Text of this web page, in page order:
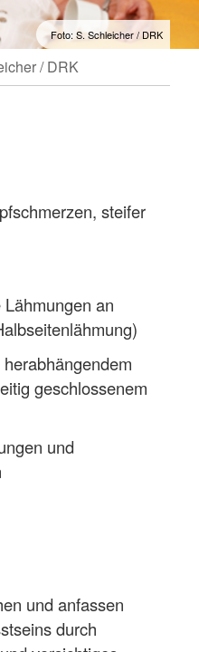
Foto: S. Schleicher / DRK
/ DRK
steifer
an
geschlossenem
und
und anfassen
durch